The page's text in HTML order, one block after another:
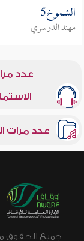
الشموخ5
مهند الدوسري
عدد
عدد مرات
جميع الحقوق محفوظة © 2026 -